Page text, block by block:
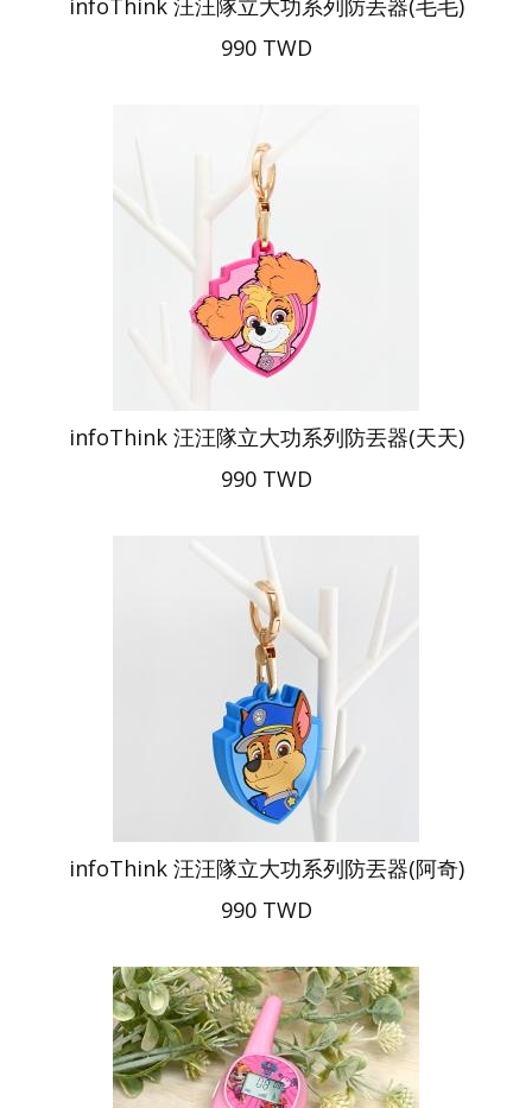
infoThink 汪汪隊立大功系列防丟器(毛毛)
990 TWD
infoThink 汪汪隊立大功系列防丟器(天天)
990 TWD
infoThink 汪汪隊立大功系列防丟器(阿奇)
990 TWD